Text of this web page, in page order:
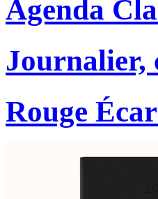
Agenda
Journalier,
Rouge